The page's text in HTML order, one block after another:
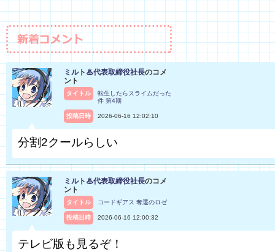
ミルト♨代表取締役社長のコメ
ント
タイトル
転生したらスライムだった
件 第4期
投稿日時 2026-06-16 12:02:10
分割2クールらしい
ミルト♨代表取締役社長のコメ
ント
タイトル コードギアス 奪還のロゼ
投稿日時 2026-06-16 12:00:32
テレビ版も見るぞ！